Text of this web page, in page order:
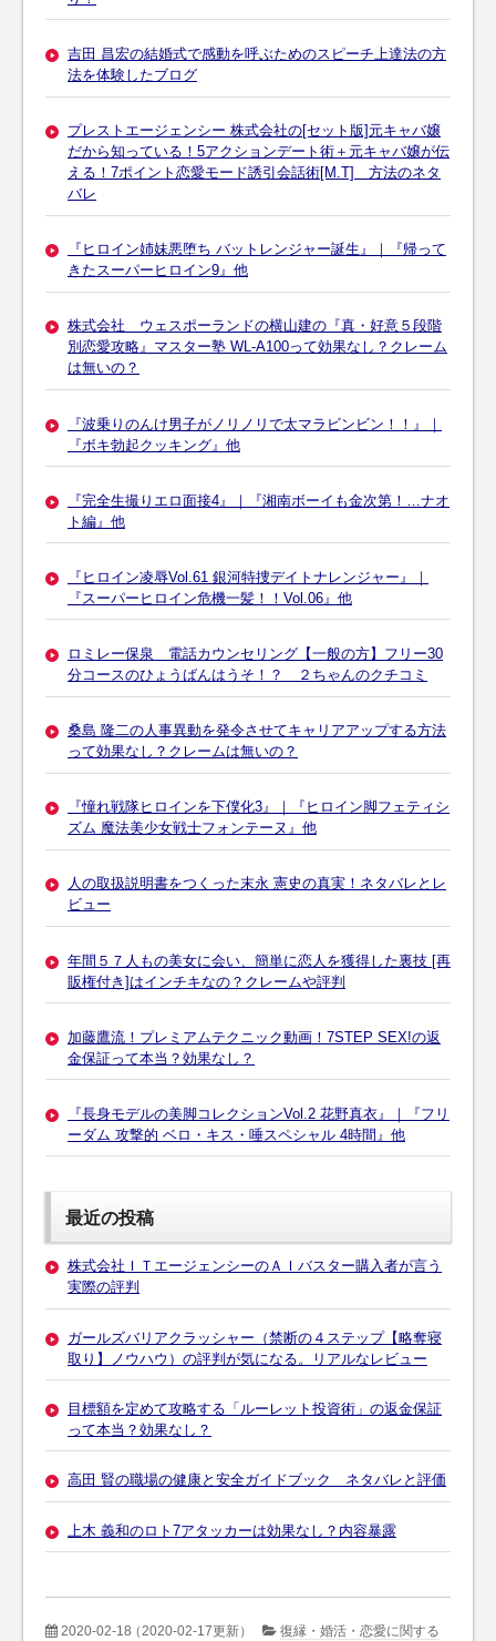
吉田 昌宏の結婚式で感動を呼ぶためのスピーチ上達法の方
法を体験したブログ
プレストエージェンシー 株式会社の[セット版]元キャバ嬢
だから知っている！5アクションデート術＋元キャバ嬢が伝
える！7ポイント恋愛モード誘引会話術[M.T] 方法のネタ
バレ
『ヒロイン姉妹悪堕ち バットレンジャー誕生』｜『帰って
きたスーパーヒロイン9』他
株式会社 ウェスポーランドの横山建の『真・好意５段階
別恋愛攻略』マスター塾 WL-A100って効果なし？クレーム
は無いの？
『波乗りのんけ男子がノリノリで太マラビンビン！！』｜
『ボキ勃起クッキング』他
『完全生撮りエロ面接4』｜『湘南ボーイも金次第！…ナオ
ト編』他
『ヒロイン凌辱Vol.61 銀河特捜デイトナレンジャー』｜
『スーパーヒロイン危機一髪！！Vol.06』他
ロミレー保泉 電話カウンセリング【一般の方】フリー30
分コースのひょうばんはうそ！？ ２ちゃんのクチコミ
桑島 隆二の人事異動を発令させてキャリアアップする方法
って効果なし？クレームは無いの？
『憧れ戦隊ヒロインを下僕化3』｜『ヒロイン脚フェティシ
ズム 魔法美少女戦士フォンテーヌ』他
人の取扱説明書をつくった末永 憲史の真実！ネタバレとレ
ビュー
年間５７人もの美女に会い、簡単に恋人を獲得した裏技 [再
販権付き]はインチキなの？クレームや評判
加藤鷹流！プレミアムテクニック動画！7STEP SEX!の返
金保証って本当？効果なし？
『長身モデルの美脚コレクションVol.2 花野真衣』｜『フリ
ーダム 攻撃的 ベロ・キス・唾スペシャル 4時間』他
最近の投稿
株式会社ＩＴエージェンシーのＡＩバスター購入者が言う
実際の評判
ガールズバリアクラッシャー（禁断の４ステップ【略奪寝
取り】ノウハウ）の評判が気になる。リアルなレビュー
目標額を定めて攻略する「ルーレット投資術」の返金保証
って本当？効果なし？
高田 賢の職場の健康と安全ガイドブック ネタバレと評価
上木 義和のロト7アタッカーは効果なし？内容暴露
2020-02-18（2020-02-17更新）
復縁・婚活・恋愛に関する